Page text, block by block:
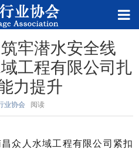
牢潜水安全线​
工程有限公司扎
力提升​
业协会 阅读
众人水域工程有限公司紧扣